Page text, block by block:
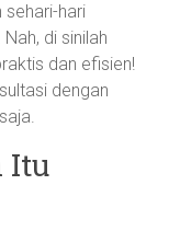
hari
di sinilah
dan efisien!
dengan
Itu